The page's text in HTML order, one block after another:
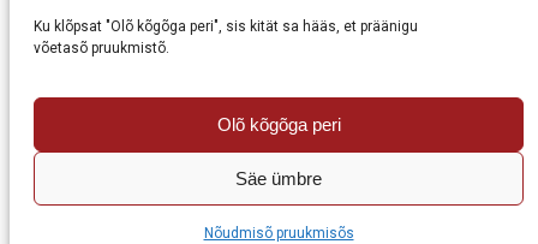
Ku klõpsat "Olõ kõgõga peri", sis kität sa hääs, et präänigu
võetasõ pruukmistõ.
Olõ kõgõga peri
Säe ümbre
Nõudmisõ pruukmisõs